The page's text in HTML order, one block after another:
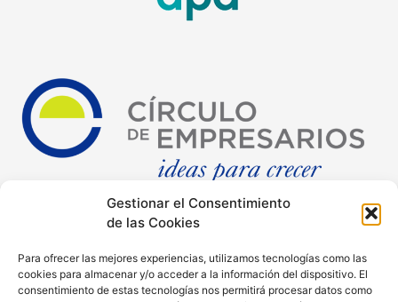
Gestionar el Consentimiento
de las Cookies
Para ofrecer las mejores experiencias, utilizamos tecnologías como las
cookies para almacenar y/o acceder a la información del dispositivo. El
consentimiento de estas tecnologías nos permitirá procesar datos como